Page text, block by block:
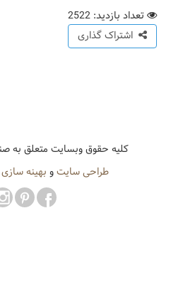
تعداد بازدید: 2522
اشتراک گذاری
کلیه حقوق وبسایت متعلق به
طراحی سایتو بهینه